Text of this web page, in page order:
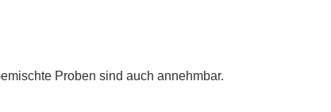
Proben sind auch annehmbar.